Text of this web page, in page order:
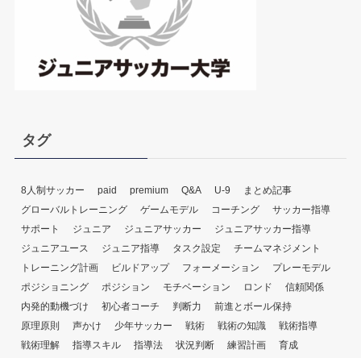
タグ
8人制サッカー paid premium Q&A U-9
まとめ記事
グローバルトレーニング
ゲームモデル コーチング
サッカー指導
サポート
ジュニア ジュニアサッカー
ジュニアサッカー指導
ジュニアユース
ジュニア指導 タスク設定
チームマネジメント
トレーニング計画
ビルドアップ フォーメーション
プレーモデル
ポジショニング
ポジション モチベーション ロンド
信頼関係
内発的動機づけ
初心者コーチ 判断力
前進とボール保持
原理原則
声かけ 少年サッカー 戦術 戦術の知識
戦術指導
戦術理解
指導スキル 指導法 状況判断 練習計画
育成